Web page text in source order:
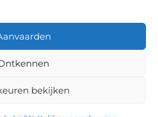
bekijken
Daartoe werd het ondersteund door
Cookiebeleid